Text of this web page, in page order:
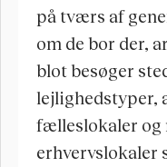
på tværs af
om de bor der,
blot besøger
lejlighedstyper,
fælleslokaler og
erhvervslokaler